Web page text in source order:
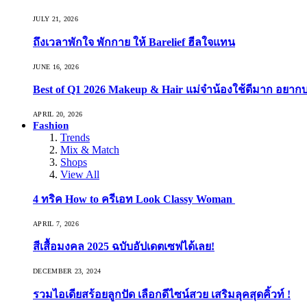
JULY 21, 2026
ถึงเวลาพักใจ พักกาย ให้ Barelief ฮีลใจแทน
JUNE 16, 2026
Best of Q1 2026 Makeup & Hair แม่จ๋าน้องใช้ดีมาก อยาก
APRIL 20, 2026
Fashion
Trends
Mix & Match
Shops
View All
4 ทริค How to ครีเอท Look Classy Woman
APRIL 7, 2026
สีเสื้อมงคล 2025 ฉบับอัปเดตเซฟได้เลย!
DECEMBER 23, 2024
รวมไอเดียสร้อยลูกปัด เลือกดีไซน์สวย เสริมลุคสุดคิ้วท์ !